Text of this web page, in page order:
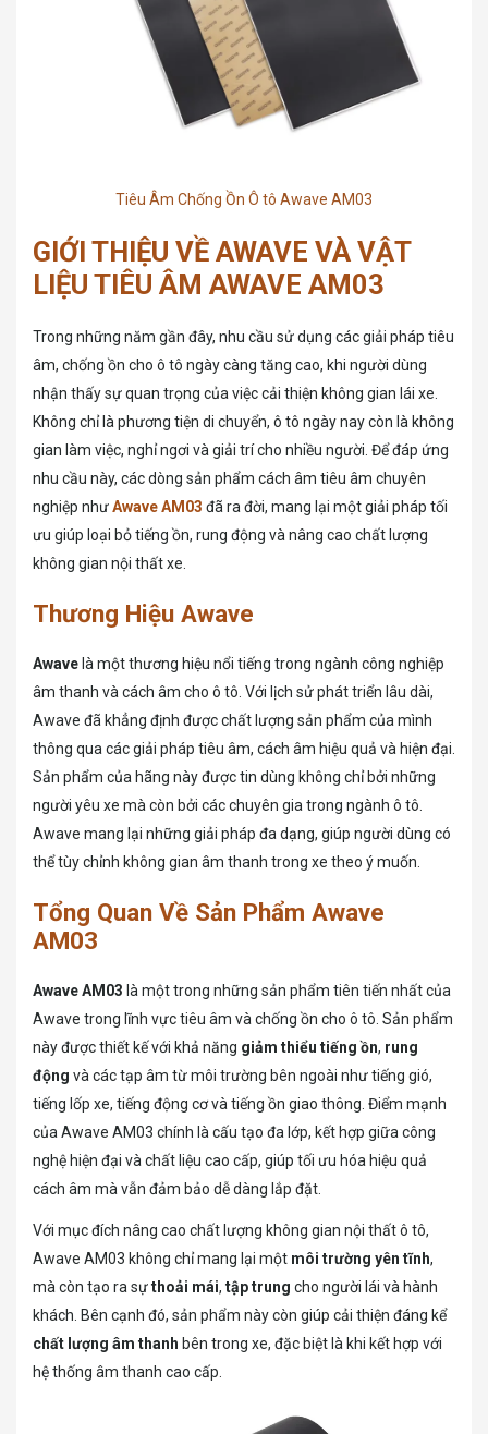
Tiêu Âm Chống Ồn Ô tô Awave AM03
GIỚI THIỆU VỀ AWAVE VÀ VẬT
LIỆU TIÊU ÂM AWAVE AM03
Trong những năm gần đây, nhu cầu sử dụng các giải pháp tiêu
âm, chống ồn cho ô tô ngày càng tăng cao, khi người dùng
nhận thấy sự quan trọng của việc cải thiện không gian lái xe.
Không chỉ là phương tiện di chuyển, ô tô ngày nay còn là không
gian làm việc, nghỉ ngơi và giải trí cho nhiều người. Để đáp ứng
nhu cầu này, các dòng sản phẩm cách âm tiêu âm chuyên
nghiệp nhưAwave AM03 đã ra đời, mang lại một giải pháp tối
ưu giúp loại bỏ tiếng ồn, rung động và nâng cao chất lượng
không gian nội thất xe.
Thương Hiệu Awave
Awave là một thương hiệu nổi tiếng trong ngành công nghiệp
âm thanh và cách âm cho ô tô. Với lịch sử phát triển lâu dài,
Awave đã khẳng định được chất lượng sản phẩm của mình
thông qua các giải pháp tiêu âm, cách âm hiệu quả và hiện đại.
Sản phẩm của hãng này được tin dùng không chỉ bởi những
người yêu xe mà còn bởi các chuyên gia trong ngành ô tô.
Awave mang lại những giải pháp đa dạng, giúp người dùng có
thể tùy chỉnh không gian âm thanh trong xe theo ý muốn.
Tổng Quan Về Sản Phẩm Awave
AM03
Awave AM03 là một trong những sản phẩm tiên tiến nhất của
Awave trong lĩnh vực tiêu âm và chống ồn cho ô tô. Sản phẩm
này được thiết kế với khả năng giảm thiểu tiếng ồn, rung
động và các tạp âm từ môi trường bên ngoài như tiếng gió,
tiếng lốp xe, tiếng động cơ và tiếng ồn giao thông. Điểm mạnh
của Awave AM03 chính là cấu tạo đa lớp, kết hợp giữa công
nghệ hiện đại và chất liệu cao cấp, giúp tối ưu hóa hiệu quả
cách âm mà vẫn đảm bảo dễ dàng lắp đặt.
Với mục đích nâng cao chất lượng không gian nội thất ô tô,
Awave AM03 không chỉ mang lại một môi trường yên tĩnh,
mà còn tạo ra sựthoải mái, tập trung cho người lái và hành
khách. Bên cạnh đó, sản phẩm này còn giúp cải thiện đáng kể
chất lượng âm thanh bên trong xe, đặc biệt là khi kết hợp với
hệ thống âm thanh cao cấp.